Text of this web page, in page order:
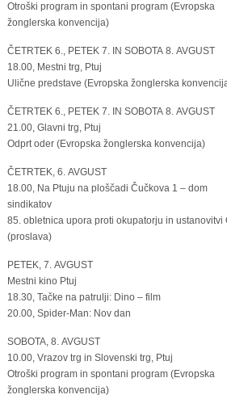
Otroški program in spontani program (Evropska
žonglerska konvencija)
ČETRTEK 6., PETEK 7. IN SOBOTA 8. AVGUST
18.00, Mestni trg, Ptuj
Ulične predstave (Evropska žonglerska
ČETRTEK 6., PETEK 7. IN SOBOTA 8. AVGUST
21.00, Glavni trg, Ptuj
Odprt oder (Evropska žonglerska konvencija)
ČETRTEK, 6. AVGUST
18.00, Na Ptuju na ploščadi Čučkova 1 – dom
sindikatov
85. obletnica upora proti okupatorju in ustanovitvi
(proslava)
PETEK, 7. AVGUST
Mestni kino Ptuj
18.30, Tačke na patrulji: Dino – film
20.00, Spider-Man: Nov dan
SOBOTA, 8. AVGUST
10.00, Vrazov trg in Slovenski trg, Ptuj
Otroški program in spontani program (Evropska
žonglerska konvencija)